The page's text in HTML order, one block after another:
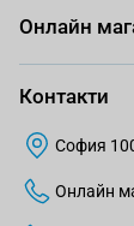
Онлайн
Контакти
София
Онлайн